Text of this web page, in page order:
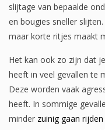
slijtage van bepaalde
en bougies sneller
maar korte ritjes maakt
Het kan ook zo zijn dat
heeft in veel gevallen te
Deze worden vaak
heeft. In sommige
minder zuinig gaan rijden